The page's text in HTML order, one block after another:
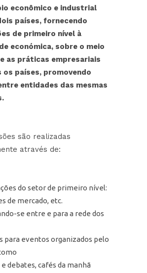
econômico e industrial
países, fornecendo
de primeiro nível à
económica, sobre o meio
as práticas empresariais
os países, promovendo
entidades das mesmas
são realizadas
através de:
do setor de primeiro nível:
de mercado, etc.
se entre e para a rede dos
para eventos organizados pelo
debates, cafés da manhã